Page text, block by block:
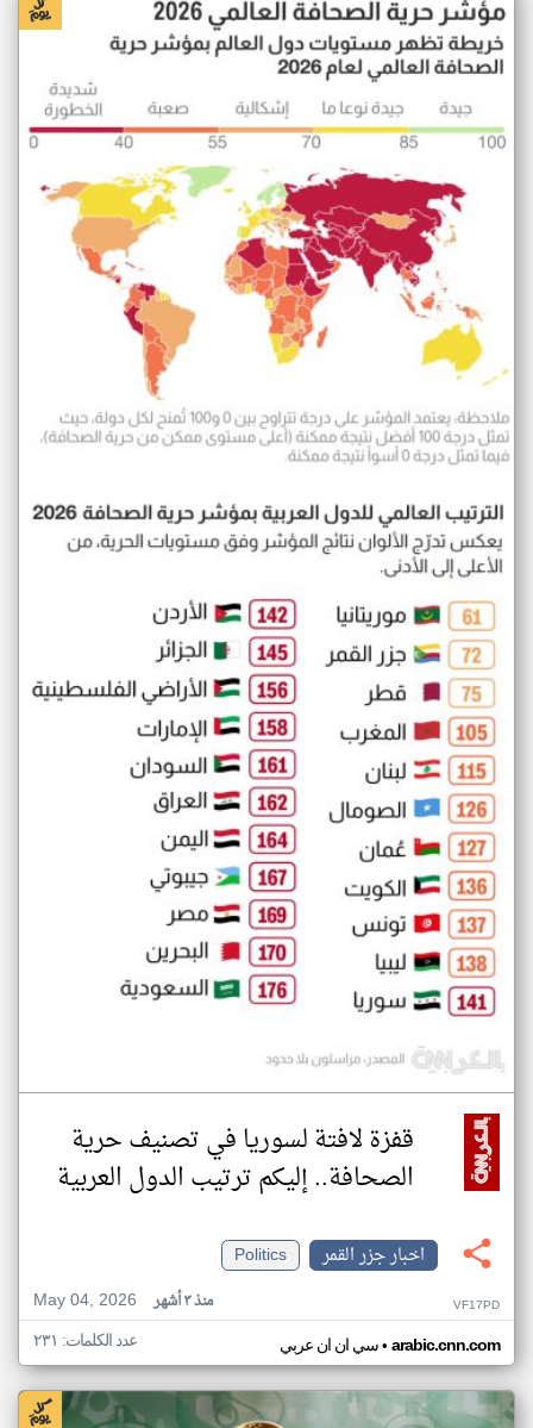
قفزة لافتة لسوريا في تصنيف حرية
الصحافة.. إليكم ترتيب الدول العربية
اخبار جزر القمر
Politics
May 04, 2026
منذ ٣ أشهر VF17PD
سي ان ان عربي• arabic.cnn.com عدد الكلمات: ٢٣١